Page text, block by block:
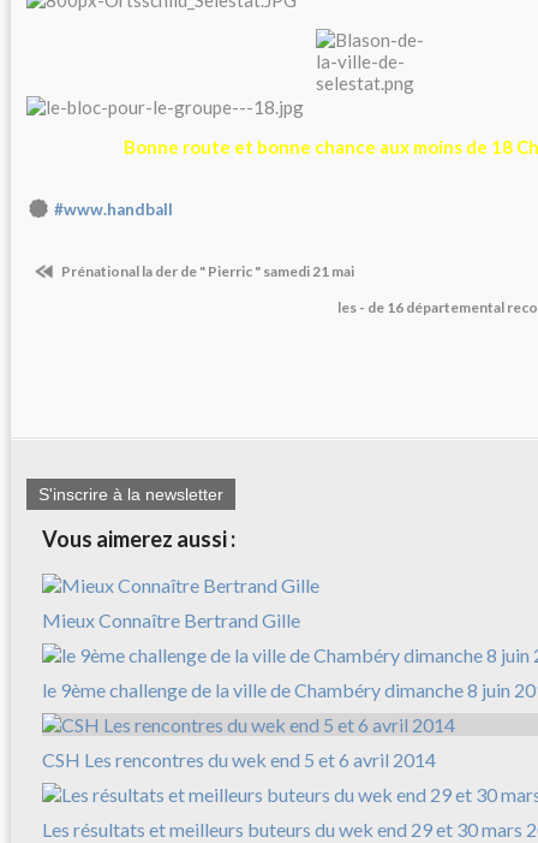
Bonne route et bonne chance aux moins de 18
#www.handball
Prénational la der de " Pierric " samedi 21 mai
les - de 16 départemental
S'inscrire à la newsletter
Vous aimerez aussi :
Mieux Connaître Bertrand Gille
le 9ème challenge de la ville de Chambéry dimanche 8 juin
CSH Les rencontres du wek end 5 et 6 avril 2014
Les résultats et meilleurs buteurs du wek end 29 et 30 mars